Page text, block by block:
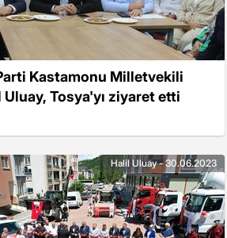
Kastamonu Milletvekili
Uluay, Tosya'yı ziyaret etti
Halil Uluay - 30.06.2023